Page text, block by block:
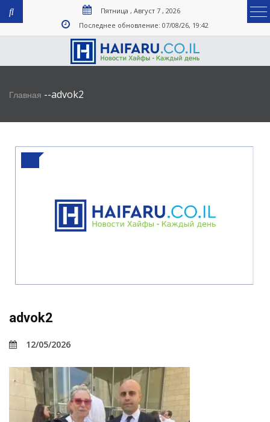
Пятница , Август 7 , 2026
Последнее обновление: 07/08/26, 19:42
Главная --advok2
advok2
12/05/2026